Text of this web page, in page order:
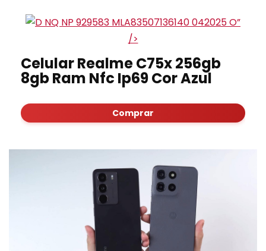
”
/>
Celular Realme C75x 256gb
8gb Ram Nfc Ip69 Cor Azul
Comprar